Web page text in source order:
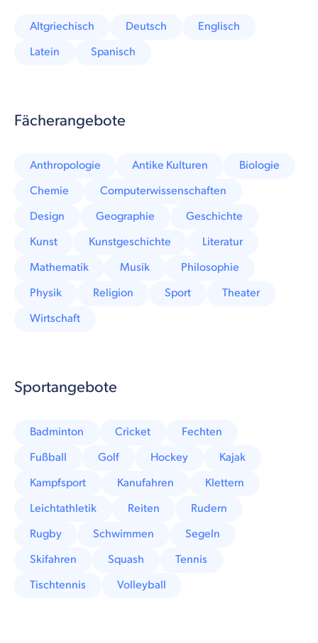
Altgriechisch Deutsch
Englisch
Latein
Spanisch
Fächerangebote
Anthropologie Antike Kulturen
Biologie
Chemie
Computerwissenschaften
Design
Geographie
Geschichte
Kunst
Kunstgeschichte
Literatur
Mathematik
Musik
Philosophie
Physik
Religion Sport
Theater
Wirtschaft
Sportangebote
Badminton Cricket
Fechten
Fußball
Golf Hockey
Kajak
Kampfsport
Kanufahren
Klettern
Leichtathletik
Reiten
Rudern
Rugby
Schwimmen
Segeln
Skifahren
Squash
Tennis
Tischtennis
Volleyball